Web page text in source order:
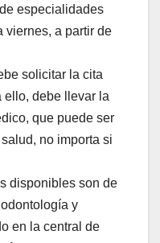
especialidades
viernes, a partir de
solicitar la cita
ello, debe llevar la
que puede ser
no importa si
disponibles son de
y
en la central de